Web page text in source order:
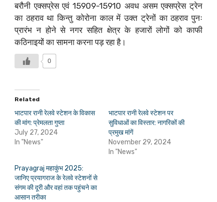
बरौनी एक्सप्रेस एवं 15909-15910 अवध असम एक्सप्रेस ट्रेन
का ठहराव था किन्तु कोरोना काल में उक्त ट्रेनों का ठहराव पुनः
प्रारंभ न होने से नगर सहित क्षेत्र के हजारों लोगों को काफी
कठिनाइयों का सामना करना पड़ रहा है।
0
Related
भाटपार रानी रेलवे स्टेशन के विकास
की मांग: प्रेमलता गुप्ता
July 27, 2024
In "News"
भाटपार रानी रेलवे स्टेशन पर
सुविधाओं का विस्तार: नागरिकों की
प्रमुख मांगें
November 29, 2024
In "News"
Prayagraj महाकुंभ 2025:
जानिए प्रयागराज के रेलवे स्टेशनों से
संगम की दूरी और वहां तक पहुंचने का
आसान तरीका